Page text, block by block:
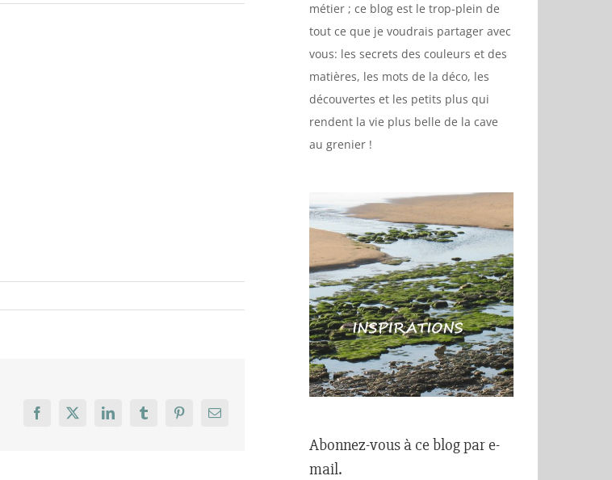
Facebook
X LinkedInTumblrPinterestEmail
métier ; ce blog est le trop-plein de
tout ce que je voudrais partager avec
vous: les secrets des couleurs et des
matières, les mots de la déco, les
découvertes et les petits plus qui
rendent la vie plus belle de la cave
au grenier !
Abonnez-vous à ce blog par e-
mail.